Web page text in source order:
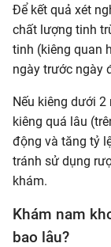
Để kết quả xét
chất lượng tinh
tinh (kiêng quan
ngày trước ngày
Nếu kiêng dưới
kiêng quá lâu
động và tăng tỷ
tránh sử dụng
khám.
Khám nam
bao lâu?